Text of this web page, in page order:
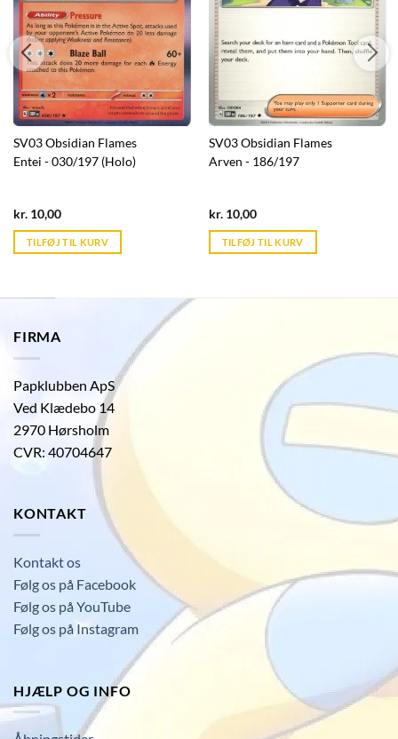
SV03 Obsidian Flames
Entei - 030/197 (Holo)
kr. 10,00Current
is:
kr. 39,95.
TILFØJ TIL KURV
SV03 Obsidian Flames
Arven - 186/197
kr.10,00Current
is:
kr. 39,95.
TILFØJ TIL KURV
FIRMA
Papklubben ApS
Ved Klædebo 14
2970 Hørsholm
CVR: 40704647
KONTAKT
Kontakt os
Følg os på Facebook
Følg os på YouTube
Følg os på Instagram
HJÆLP OG INFO